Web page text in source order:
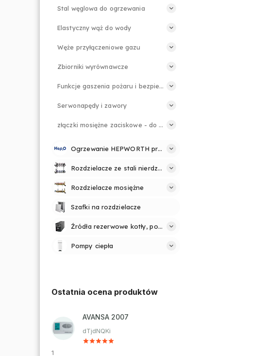
Stal węglowa do ogrzewania
Elastyczny wąż do wody
Węże przyłączeniowe gazu
Zbiorniki wyrównawcze
Funkcje gaszenia pożaru i bezpieczeństwa
Serwonapędy i zawory
złączki mosiężne zaciskowe - do rur PE
Ogrzewanie HEPWORTH profesjonalnie i prosto
Rozdzielacze ze stali nierdzewnej
Rozdzielacze mosiężne
Szafki na rozdzielacze
Źródła rezerwowe kotły, pompy
Pompy ciepła
Ostatnia ocena produktów
AVANSA 2007
dTjdNQKi
1